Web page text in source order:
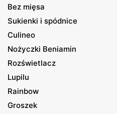
Bez mięsa
Sukienki i spódnice
Culineo
Nożyczki Beniamin
Rozświetlacz
Lupilu
Rainbow
Groszek